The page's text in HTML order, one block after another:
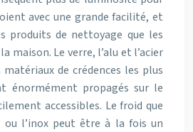
avec une grande facilité, et
produits de nettoyage que les
maison. Le verre, l’alu et l’acier
de crédences les plus
énormément propagés sur le
accessibles. Le froid que
ou l’inox peut être à la fois un